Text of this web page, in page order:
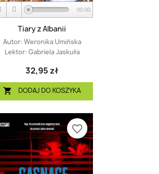
00:00
Tiary z Albanii
Autor: Weronika Umińska
Lektor: Gabriela Jaskuła
32,95 zł
 DODAJ DO KOSZYKA
favorite_border